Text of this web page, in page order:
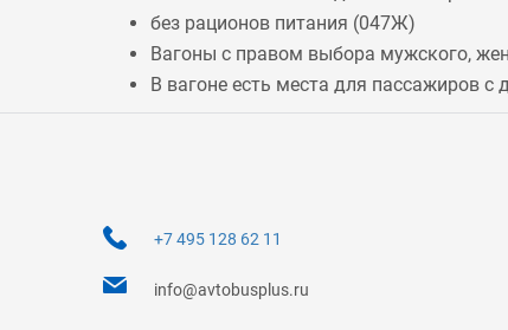
без рационов питания (047Ж)
Вагоны с правом выбора мужского,
В вагоне есть места для пассажиров с
+7 495 128 62 11
info@avtobusplus.ru